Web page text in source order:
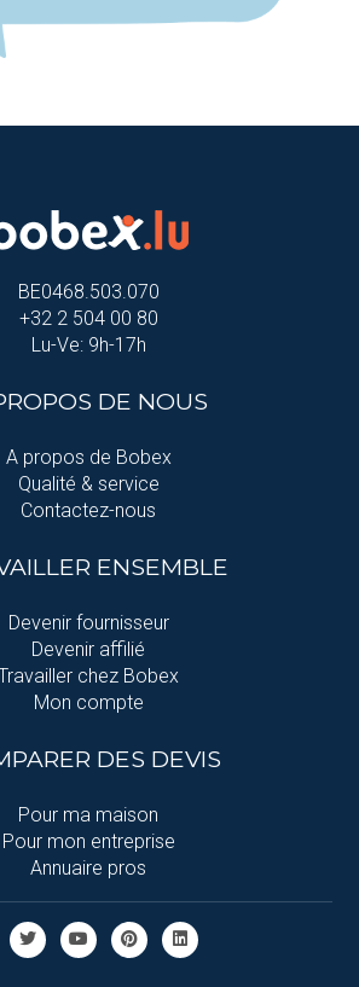
BE0468.503.070
+32 2 504 00 80
Lu-Ve: 9h-17h
DE NOUS
A propos de Bobex
Qualité & service
Contactez-nous
ENSEMBLE
Devenir fournisseur
Devenir affilié
chez Bobex
Mon compte
DES DEVIS
Pour ma maison
Pour mon entreprise
Annuaire pros